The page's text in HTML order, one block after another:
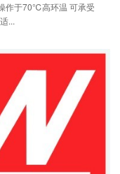
作于70℃高环温 可承受
...